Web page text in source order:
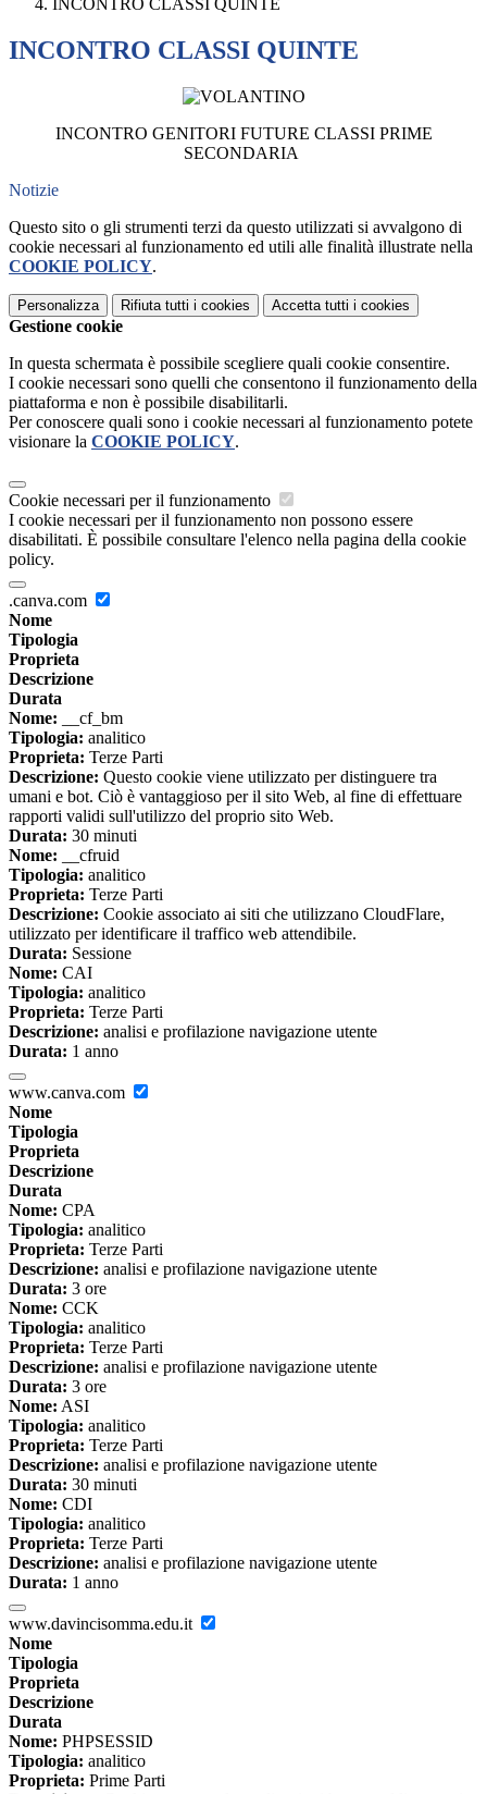
INCONTRO CLASSI QUINTE
INCONTRO CLASSI QUINTE
INCONTRO GENITORI FUTURE CLASSI PRIME
SECONDARIA
Notizie
Questo sito o gli strumenti terzi da questo utilizzati si avvalgono di
cookie necessari al funzionamento ed utili alle finalità illustrate nella
COOKIE POLICY.
Personalizza Rifiuta tutti i cookies Accetta tutti i cookies
Gestione cookie
In questa schermata è possibile scegliere quali cookie consentire.
I cookie necessari sono quelli che consentono il funzionamento della
piattaforma e non è possibile disabilitarli.
Per conoscere quali sono i cookie necessari al funzionamento potete
visionare la COOKIE POLICY.
Cookie necessari per il funzionamento
I cookie necessari per il funzionamento non possono essere
disabilitati. È possibile consultare l'elenco nella pagina della cookie
policy.
.canva.com
Nome
Tipologia
Proprieta
Descrizione
Durata
Nome: __cf_bm
Tipologia: analitico
Proprieta: Terze Parti
Descrizione: Questo cookie viene utilizzato per distinguere tra
umani e bot. Ciò è vantaggioso per il sito Web, al fine di effettuare
rapporti validi sull'utilizzo del proprio sito Web.
Durata: 30 minuti
Nome: __cfruid
Tipologia: analitico
Proprieta: Terze Parti
Descrizione: Cookie associato ai siti che utilizzano CloudFlare,
utilizzato per identificare il traffico web attendibile.
Durata: Sessione
Nome: CAI
Tipologia: analitico
Proprieta: Terze Parti
Descrizione: analisi e profilazione navigazione utente
Durata: 1 anno
www.canva.com
Nome
Tipologia
Proprieta
Descrizione
Durata
Nome: CPA
Tipologia: analitico
Proprieta: Terze Parti
Descrizione: analisi e profilazione navigazione utente
Durata: 3 ore
Nome: CCK
Tipologia: analitico
Proprieta: Terze Parti
Descrizione: analisi e profilazione navigazione utente
Durata: 3 ore
Nome: ASI
Tipologia: analitico
Proprieta: Terze Parti
Descrizione: analisi e profilazione navigazione utente
Durata: 30 minuti
Nome: CDI
Tipologia: analitico
Proprieta: Terze Parti
Descrizione: analisi e profilazione navigazione utente
Durata: 1 anno
www.davincisomma.edu.it
Nome
Tipologia
Proprieta
Descrizione
Durata
Nome: PHPSESSID
Tipologia: analitico
Proprieta: Prime Parti